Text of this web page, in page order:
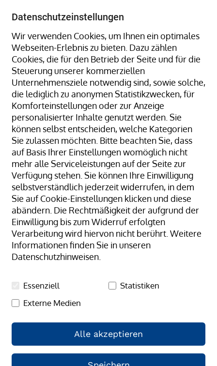
Datenschutzeinstellungen
Wir verwenden Cookies, um Ihnen ein optimales
Webseiten-Erlebnis zu bieten. Dazu zählen
Cookies, die für den Betrieb der Seite und für die
Steuerung unserer kommerziellen
Unternehmensziele notwendig sind, sowie solche,
die lediglich zu anonymen Statistikzwecken, für
Komforteinstellungen oder zur Anzeige
personalisierter Inhalte genutzt werden. Sie
können selbst entscheiden, welche Kategorien
Sie zulassen möchten. Bitte beachten Sie, dass
auf Basis Ihrer Einstellungen womöglich nicht
mehr alle Serviceleistungen auf der Seite zur
Verfügung stehen. Sie können Ihre Einwilligung
selbstverständlich jederzeit widerrufen, in dem
Sie auf Cookie-Einstellungen klicken und diese
abändern. Die Rechtmäßigkeit der aufgrund der
Einwilligung bis zum Widerruf erfolgten
Verarbeitung wird hiervon nicht berührt. Weitere
Informationen finden Sie in unseren
Datenschutzhinweisen.
Essenziell
Statistiken
Externe Medien
Alle akzeptieren
Home
Packplätze + Schneidständer
Packplatzmodule
Lochplatte
Zum
Ende
der
Bildergalerie
springen
Zum
Lochplatte